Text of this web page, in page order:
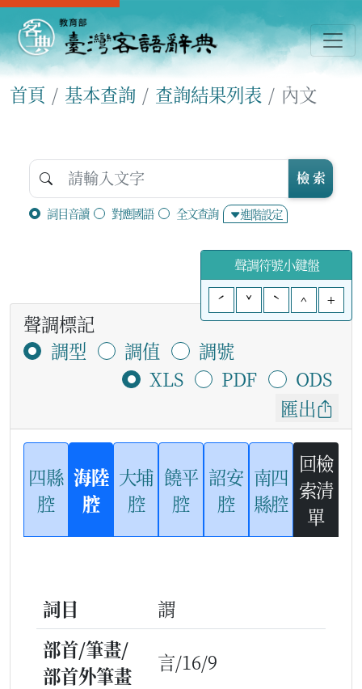
首頁 基本查詢 查詢結果列表 內文
詞目音讀 對應國語 全文查詢 進階設定
檢 索
聲調符號小鍵盤
ˊ
ˇ ˋ ^ +
聲調標記
調型
調值
調號
XLS
PDF
ODS
匯出
四縣
腔
海陸
腔
大埔
腔
饒平
腔
詔安
腔
南四
縣腔
回檢
索清
單
詞目
謂
部首/筆畫/
部首外筆畫
言/16/9